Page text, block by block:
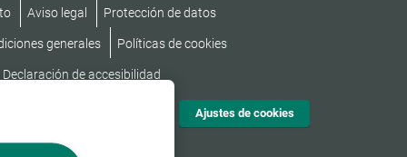
Aviso legal Protección de datos
generales Políticas de cookies
Declaración de accesibilidad
Ajustes de cookies